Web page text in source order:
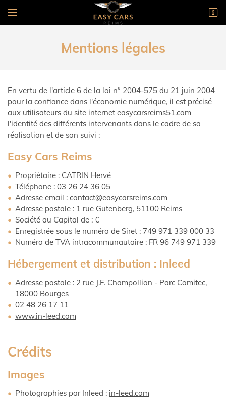
03 26 24 36 05Mentions légales
En vertu de l'article 6 de la loi n° 2004-575 du 21 juin 2004
pour la confiance dans l'économie numérique, il est précisé
aux utilisateurs du site internet easycarsreims51.com
l'identité des différents intervenants dans le cadre de sa
réalisation et de son suivi :
Easy Cars Reims
Propriétaire : CATRIN Hervé
Téléphone : 03 26 24 36 05
Adresse email :
Adresse postale : 1 rue Gutenberg, 51100 Reims
Société au Capital de : €
Enregistrée sous le numéro de Siret : 749 971 339 000 33
Numéro de TVA intracommunautaire : FR 96 749 971 339
Hébergement et distribution : Inleed
Adresse postale : 2 rue J.F. Champollion - Parc Comitec,
18000 Bourges
02 48 26 17 11
www.in-leed.com
Crédits
Images
Photographies par Inleed : in-leed.com